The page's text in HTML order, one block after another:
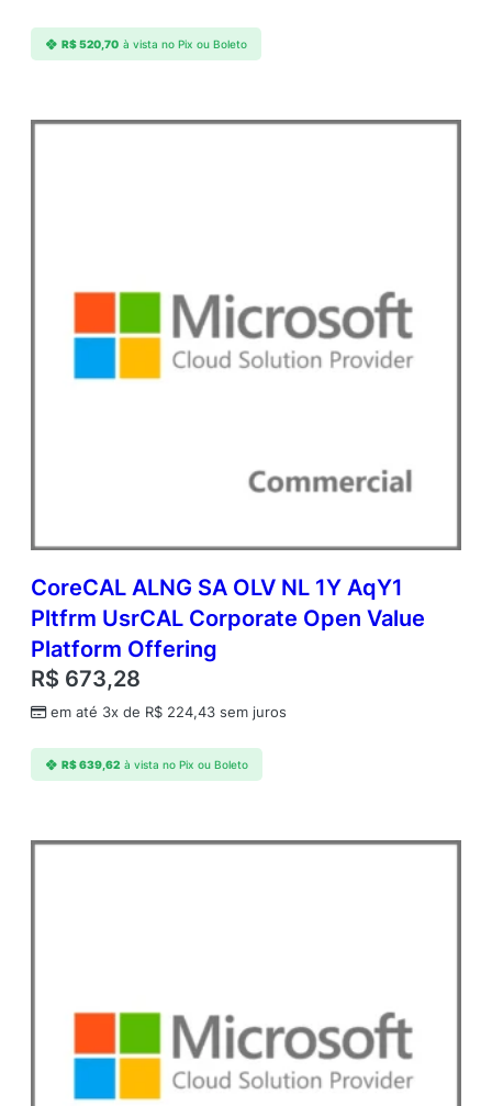
R$520,70 à vista no Pix ou Boleto
CoreCAL ALNG SA OLV NL 1Y AqY1
Pltfrm UsrCAL Corporate Open Value
Platform Offering
R$ 673,28
em até 3x de R$ 224,43 sem juros
R$639,62 à vista no Pix ou Boleto